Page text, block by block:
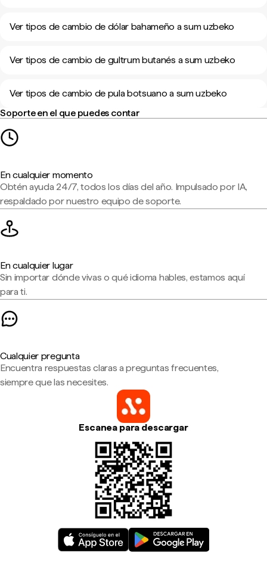
Ver tipos de cambio de dólar bahameño a sum uzbeko
Ver tipos de cambio de gultrum butanés a sum uzbeko
Ver tipos de cambio de pula botsuano a sum uzbeko
Soporte en el que puedes contar
En cualquier momento
Obtén ayuda 24/7, todos los días del año. Impulsado por IA,
respaldado por nuestro equipo de soporte.
En cualquier lugar
Sin importar dónde vivas o qué idioma hables, estamos aquí
para ti.
Cualquier pregunta
Encuentra respuestas claras a preguntas frecuentes,
siempre que las necesites.
Escanea para descargar